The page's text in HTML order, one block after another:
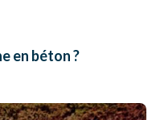
en béton ?